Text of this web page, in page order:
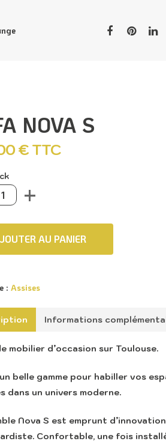
NOVA S
€TTC
AU PANIER
: Assises
Informations
mobilier d’occasion sur Toulouse.
belle gamme pour habiller vos
dans un univers moderne.
Nova S est emprunt
Confortable, une fois